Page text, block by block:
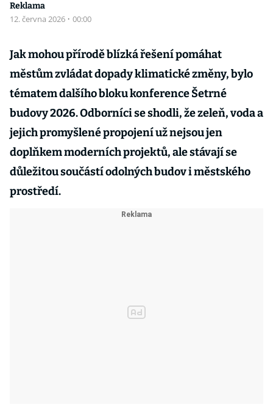
Reklama
12. června 2026 · 00:00
Jak mohou přírodě blízká řešení pomáhat
městům zvládat dopady klimatické změny, bylo
tématem dalšího bloku konference Šetrné
budovy 2026. Odborníci se shodli, že zeleň, voda a
jejich promyšlené propojení už nejsou jen
doplňkem moderních projektů, ale stávají se
důležitou součástí odolných budov i městského
prostředí.